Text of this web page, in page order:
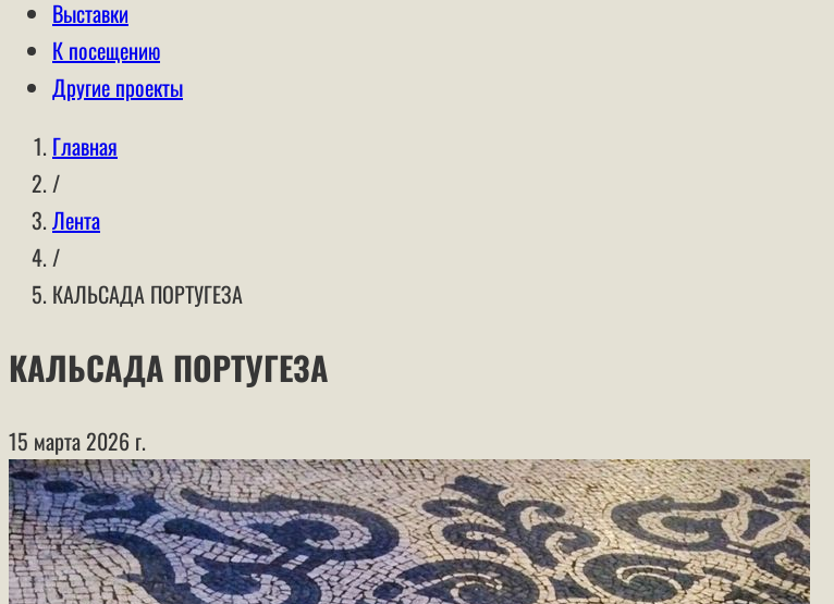
Выставки
К посещению
Другие проекты
Главная
/
Лента
/
КАЛЬСАДА ПОРТУГЕЗА
КАЛЬСАДА ПОРТУГЕЗА
15 марта 2026 г.